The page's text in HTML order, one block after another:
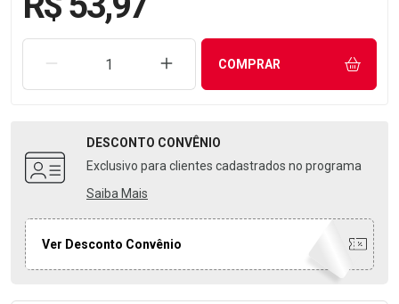
REMOVER UMA UNIDADEAUMENTAR UMA UNIDADE
COMPRAR
DESCONTO CONVÊNIO
Exclusivo para clientes cadastrados no programa
Saiba Mais
Ver Desconto Convênio